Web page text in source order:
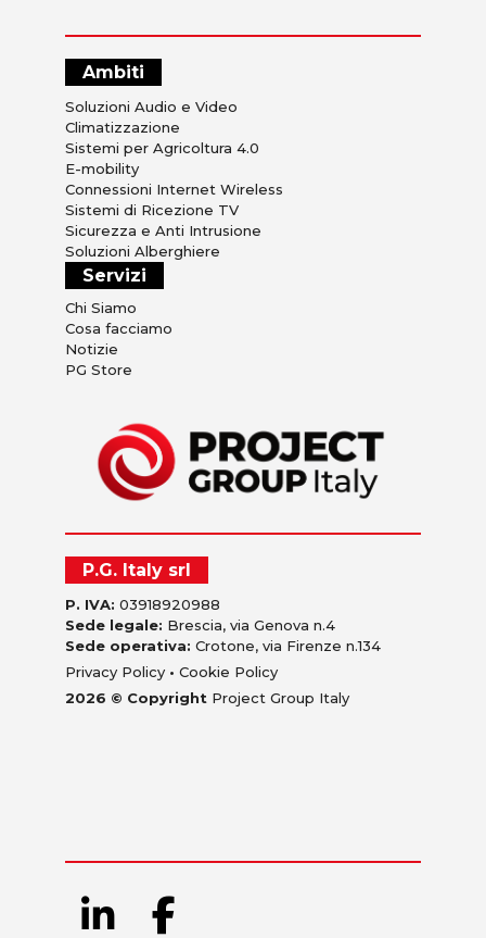
Ambiti
Soluzioni Audio e Video
Climatizzazione
Sistemi per Agricoltura 4.0
E-mobility
Connessioni Internet Wireless
Sistemi di Ricezione TV
Sicurezza e Anti Intrusione
Soluzioni Alberghiere
Servizi
Chi Siamo
Cosa facciamo
Notizie
PG Store
P.G. Italy srl
P. IVA: 03918920988
Sede legale: Brescia, via Genova n.4
Sede operativa: Crotone, via Firenze n.134
Privacy Policy • Cookie Policy
2026 © Copyright Project Group Italy